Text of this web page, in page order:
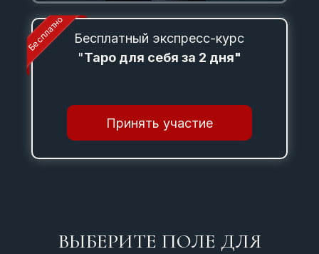
Бесплатный экспресс-курс
"Таро для себя за 2 дня"
Бесплатно
Принять участие
ВЫБЕРИТЕ ПОЛЕ ДЛЯ